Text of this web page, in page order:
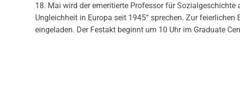
18. Mai wird der emeritierte Professor für Sozialgeschichte
Ungleichheit in Europa seit 1945“ sprechen. Zur
eingeladen. Der Festakt beginnt um 10 Uhr im Graduate